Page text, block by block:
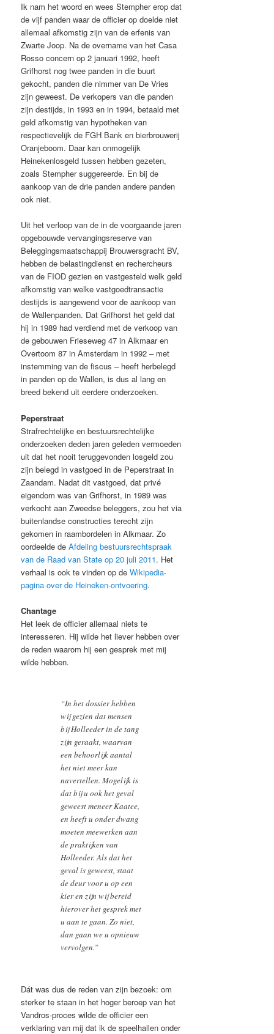
Ik nam het woord en wees Stempher erop dat
de vijf panden waar de officier op doelde niet
allemaal afkomstig zijn van de erfenis van
Zwarte Joop. Na de overname van het Casa
Rosso concern op 2 januari 1992, heeft
Grifhorst nog twee panden in die buurt
gekocht, panden die nimmer van De Vries
zijn geweest. De verkopers van die panden
zijn destijds, in 1993 en in 1994, betaald met
geld afkomstig van hypotheken van
respectievelijk de FGH Bank en bierbrouwerij
Oranjeboom. Daar kan onmogelijk
Heinekenlosgeld tussen hebben gezeten,
zoals Stempher suggereerde. En bij de
aankoop van de drie panden andere panden
ook niet.
Uit het verloop van de in de voorgaande jaren
opgebouwde vervangingsreserve van
Beleggingsmaatschappij Brouwersgracht BV,
hebben de belastingdienst en rechercheurs
van de FIOD gezien en vastgesteld welk geld
afkomstig van welke vastgoedtransactie
destijds is aangewend voor de aankoop van
de Wallenpanden. Dat Grifhorst het geld dat
hij in 1989 had verdiend met de verkoop van
de gebouwen Frieseweg 47 in Alkmaar en
Overtoom 87 in Amsterdam in 1992 – met
instemming van de fiscus – heeft herbelegd
in panden op de Wallen, is dus al lang en
breed bekend uit eerdere onderzoeken.
Peperstraat
Strafrechtelijke en bestuursrechtelijke
onderzoeken deden jaren geleden vermoeden
uit dat het nooit teruggevonden losgeld zou
zijn belegd in vastgoed in de Peperstraat in
Zaandam. Nadat dit vastgoed, dat privé
eigendom was van Grifhorst, in 1989 was
verkocht aan Zweedse beleggers, zou het via
buitenlandse constructies terecht zijn
gekomen in raambordelen in Alkmaar. Zo
oordeelde deAfdeling bestuursrechtspraak
van de Raad van State op 20 juli 2011. Het
verhaal is ook te vinden op deWikipedia-
pagina over de Heineken-ontvoering.
Chantage
Het leek de officier allemaal niets te
interesseren. Hij wilde het liever hebben over
de reden waarom hij een gesprek met mij
wilde hebben.
“In het dossier hebben
wij gezien dat mensen
bij Holleeder in de tang
zijn geraakt, waarvan
een behoorlijk aantal
het niet meer kan
navertellen. Mogelijk is
dat bij u ook het geval
geweest meneer Kaatee,
en heeft u onder dwang
moeten meewerken aan
de praktijken van
Holleeder. Als dat het
geval is geweest, staat
de deur voor u op een
kier en zijn wij bereid
hierover het gesprek met
u aan te gaan. Zo niet,
dan gaan we u opnieuw
vervolgen.”
Dát was dus de reden van zijn bezoek: om
sterker te staan in het hoger beroep van het
Vandros-proces wilde de officier een
verklaring van mij dat ik de speelhallen onder